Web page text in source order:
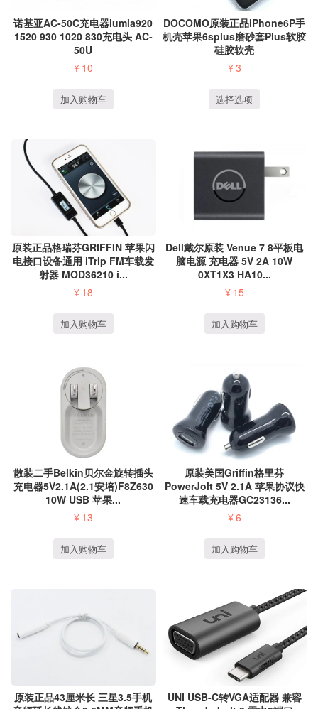
诺基亚AC-50C充电器lumia920
1520 930 1020 830充电头 AC-
50U
¥ 10
加入购物车
DOCOMO原装正品iPhone6P手
机壳苹果6splus磨砂套Plus软胶
硅胶软壳
¥3
选择选项
原装正品格瑞芬GRIFFIN 苹果闪
电接口设备通用 iTrip FM车载发
射器 MOD36210 i...
¥ 18
加入购物车
Dell戴尔原装 Venue 7 8平板电
脑电源 充电器 5V 2A 10W
0XT1X3 HA10...
¥ 15
加入购物车
散装二手Belkin贝尔金旋转插头
充电器5V2.1A(2.1安培)F8Z630
10W USB 苹果...
¥ 13
加入购物车
原装美国Griffin格里芬
PowerJolt 5V 2.1A 苹果协议快
速车载充电器GC23136...
¥6
加入购物车
原装正品43厘米长 三星3.5手机
UNI USB-C转VGA适配器 兼容